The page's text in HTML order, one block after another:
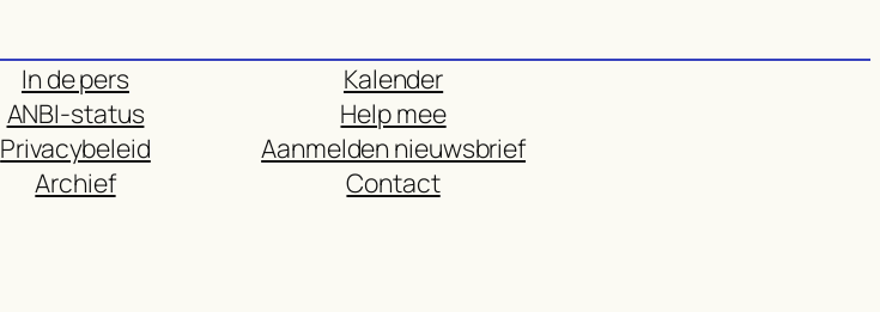
In de pers
ANBI-status
Privacybeleid
Archief
Kalender
Help mee
Aanmelden nieuwsbrief
Contact